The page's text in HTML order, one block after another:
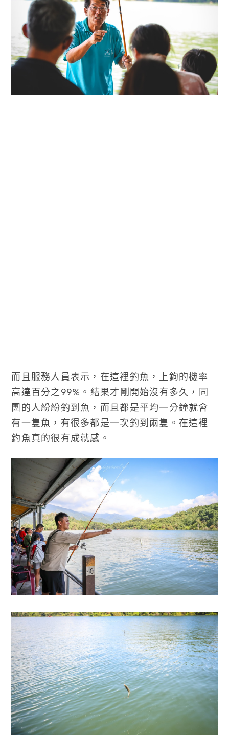
而且服務人員表示，在這裡釣魚，上鉤的機率
高達百分之99%。結果才剛開始沒有多久，同
團的人紛紛釣到魚，而且都是平均一分鐘就會
有一隻魚，有很多都是一次釣到兩隻。在這裡
釣魚真的很有成就感。